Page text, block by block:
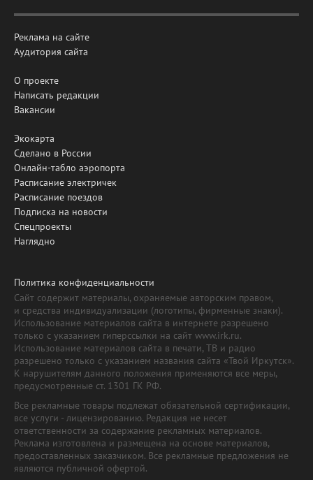
Реклама на сайте
Аудитория сайта
О проекте
Написать редакции
Вакансии
Экокарта
Сделано в России
Онлайн-табло аэропорта
Расписание электричек
Расписание поездов
Подписка на новости
Спецпроекты
Наглядно
Политика конфиденциальности
Сайт содержит материалы, охраняемые авторским правом,
и средства индивидуализации (логотипы, фирменные знаки).
Использование материалов сайта в интернете разрешено
только с указанием гиперссылки на сайт www.irk.ru.
Использование материалов сайта в печати, ТВ и радио
разрешено только с указанием названия сайта «Твой Иркутск».
К нарушителям данного положения применяются все меры,
предусмотренные ст. 1301 ГК РФ.
Все рекламные товары подлежат обязательной сертификации,
все услуги - лицензированию. Редакция не несет
ответственности за содержание рекламных материалов.
Реклама изготовлена и размещена на основе материалов,
предоставленных заказчиком. Все рекламные предложения не
являются публичной офертой.